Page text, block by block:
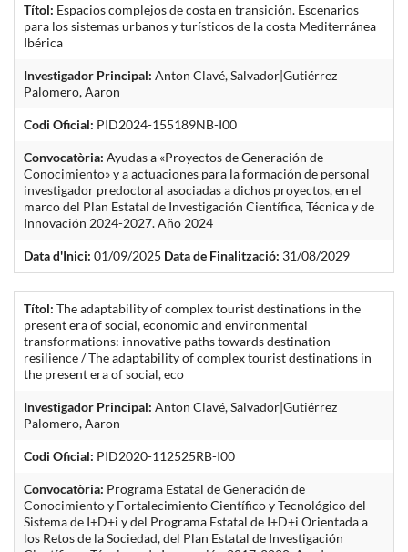
Títol: Espacios complejos de costa en transición. Escenarios
para los sistemas urbanos y turísticos de la costa Mediterránea
Ibérica
Investigador Principal: Anton Clavé, Salvador|Gutiérrez
Palomero, Aaron
Codi Oficial: PID2024-155189NB-I00
Convocatòria: Ayudas a «Proyectos de Generación de
Conocimiento» y a actuaciones para la formación de personal
investigador predoctoral asociadas a dichos proyectos, en el
marco del Plan Estatal de Investigación Científica, Técnica y de
Innovación 2024-2027. Año 2024
Data d'Inici: 01/09/2025 Data de Finalització: 31/08/2029
Títol: The adaptability of complex tourist destinations in the
present era of social, economic and environmental
transformations: innovative paths towards destination
resilience / The adaptability of complex tourist destinations in
the present era of social, eco
Investigador Principal: Anton Clavé, Salvador|Gutiérrez
Palomero, Aaron
Codi Oficial: PID2020-112525RB-I00
Convocatòria: Programa Estatal de Generación de
Conocimiento y Fortalecimiento Científico y Tecnológico del
Sistema de I+D+i y del Programa Estatal de I+D+i Orientada a
los Retos de la Sociedad, del Plan Estatal de Investigación